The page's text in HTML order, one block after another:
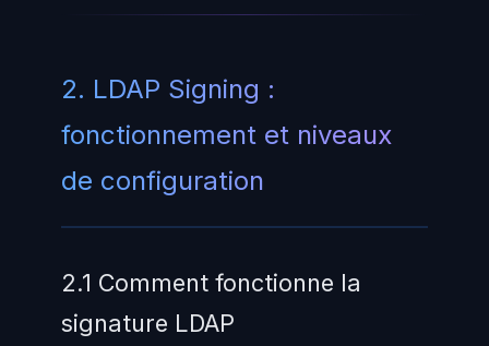
2. LDAP Signing :
fonctionnement et niveaux
de configuration
2.1 Comment fonctionne la
signature LDAP